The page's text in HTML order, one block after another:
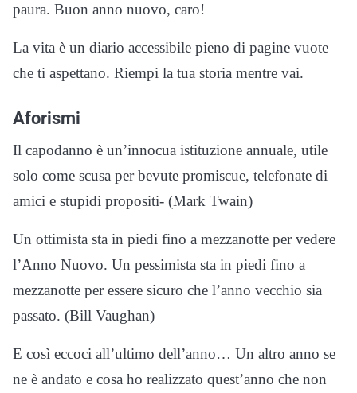
paura. Buon anno nuovo, caro!
La vita è un diario accessibile pieno di pagine vuote
che ti aspettano. Riempi la tua storia mentre vai.
Aforismi
Il capodanno è un’innocua istituzione annuale, utile
solo come scusa per bevute promiscue, telefonate di
amici e stupidi propositi- (Mark Twain)
Un ottimista sta in piedi fino a mezzanotte per vedere
l’Anno Nuovo. Un pessimista sta in piedi fino a
mezzanotte per essere sicuro che l’anno vecchio sia
passato. (Bill Vaughan)
E così eccoci all’ultimo dell’anno… Un altro anno se
ne è andato e cosa ho realizzato quest’anno che non